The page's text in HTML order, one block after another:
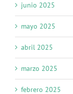
junio 2025
mayo 2025
abril 2025
marzo 2025
febrero 2025